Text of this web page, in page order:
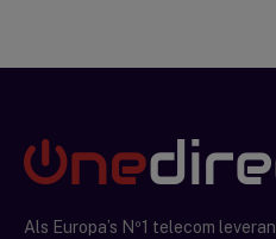
Als Europa’s Nº1 telecom